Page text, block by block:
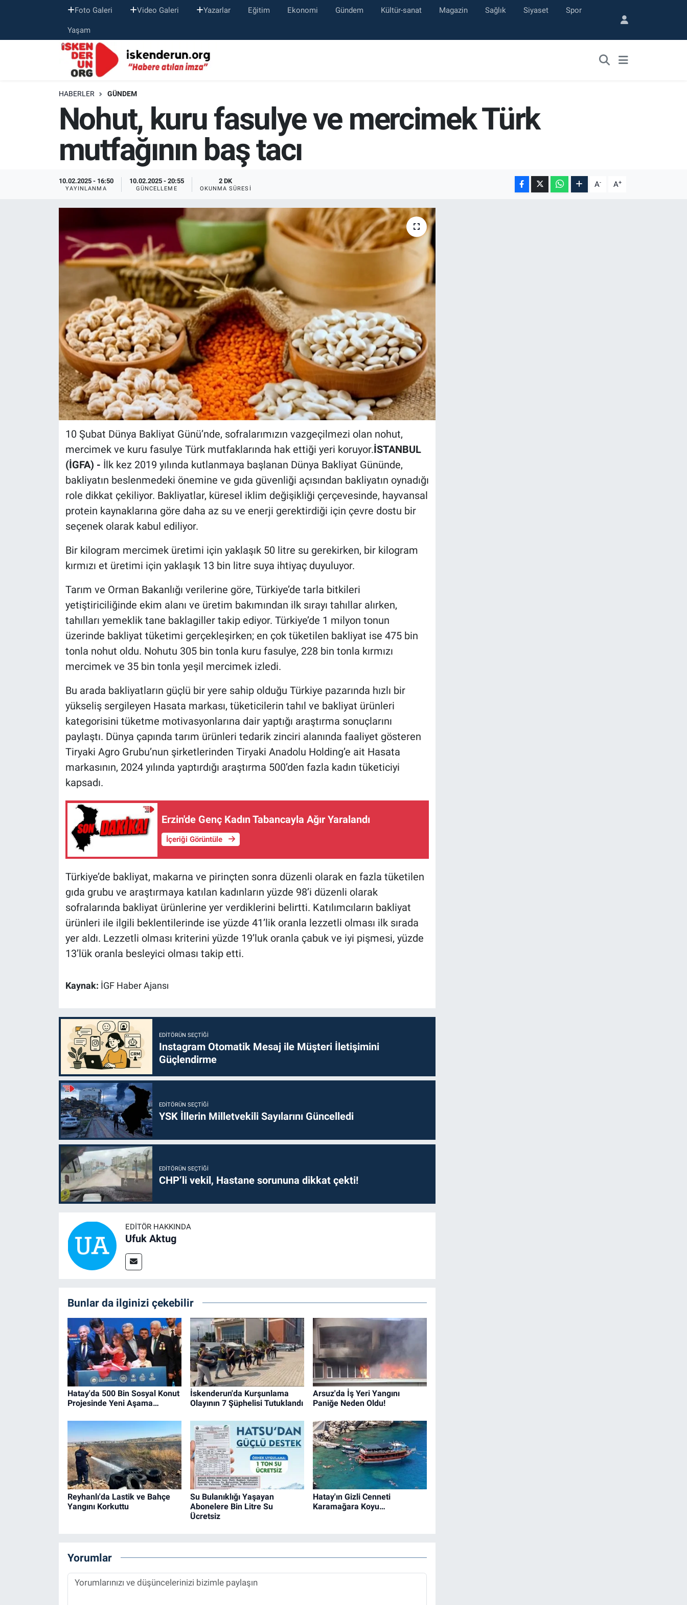
Foto Galeri Video Galeri Yazarlar Eğitim Ekonomi Gündem Kültür-sanat Magazin Sağlık Siyaset Spor
Yaşam
HABERLER GÜNDEM
Nohut, kuru fasulye ve mercimek Türk
mutfağının baş tacı
10.02.2025 - 16:50
YAYINLANMA
10.02.2025 - 20:55
GÜNCELLEME
2 DK
OKUNMA SÜRESI A- A+
10 Şubat Dünya Bakliyat Günü’nde, sofralarımızın vazgeçilmezi olan nohut,
mercimek ve kuru fasulye Türk mutfaklarında hak ettiği yeri koruyor.İSTANBUL
(İGFA) - İlk kez 2019 yılında kutlanmaya başlanan Dünya Bakliyat Gününde,
bakliyatın beslenmedeki önemine ve gıda güvenliği açısından bakliyatın oynadığı
role dikkat çekiliyor. Bakliyatlar, küresel iklim değişikliği çerçevesinde, hayvansal
protein kaynaklarına göre daha az su ve enerji gerektirdiği için çevre dostu bir
seçenek olarak kabul ediliyor.
Bir kilogram mercimek üretimi için yaklaşık 50 litre su gerekirken, bir kilogram
kırmızı et üretimi için yaklaşık 13 bin litre suya ihtiyaç duyuluyor.
Tarım ve Orman Bakanlığı verilerine göre, Türkiye’de tarla bitkileri
yetiştiriciliğinde ekim alanı ve üretim bakımından ilk sırayı tahıllar alırken,
tahılları yemeklik tane baklagiller takip ediyor. Türkiye’de 1 milyon tonun
üzerinde bakliyat tüketimi gerçekleşirken; en çok tüketilen bakliyat ise 475 bin
tonla nohut oldu. Nohutu 305 bin tonla kuru fasulye, 228 bin tonla kırmızı
mercimek ve 35 bin tonla yeşil mercimek izledi.
Bu arada bakliyatların güçlü bir yere sahip olduğu Türkiye pazarında hızlı bir
yükseliş sergileyen Hasata markası, tüketicilerin tahıl ve bakliyat ürünleri
kategorisini tüketme motivasyonlarına dair yaptığı araştırma sonuçlarını
paylaştı. Dünya çapında tarım ürünleri tedarik zinciri alanında faaliyet gösteren
Tiryaki Agro Grubu’nun şirketlerinden Tiryaki Anadolu Holding’e ait Hasata
markasının, 2024 yılında yaptırdığı araştırma 500’den fazla kadın tüketiciyi
kapsadı.
Erzin'de Genç Kadın Tabancayla Ağır Yaralandı
İçeriği Görüntüle
Türkiye’de bakliyat, makarna ve pirinçten sonra düzenli olarak en fazla tüketilen
gıda grubu ve araştırmaya katılan kadınların yüzde 98’i düzenli olarak
sofralarında bakliyat ürünlerine yer verdiklerini belirtti. Katılımcıların bakliyat
ürünleri ile ilgili beklentilerinde ise yüzde 41’lik oranla lezzetli olması ilk sırada
yer aldı. Lezzetli olması kriterini yüzde 19’luk oranla çabuk ve iyi pişmesi, yüzde
13’lük oranla besleyici olması takip etti.
Kaynak: İGF Haber Ajansı
EDITÖRÜN SEÇTIĞI
Instagram Otomatik Mesaj ile Müşteri İletişimini
Güçlendirme
EDITÖRÜN SEÇTIĞI
YSK İllerin Milletvekili Sayılarını Güncelledi
EDITÖRÜN SEÇTIĞI
CHP’li vekil, Hastane sorununa dikkat çekti!
EDITÖR HAKKINDA
Ufuk Aktug
Bunlar da ilginizi çekebilir
Hatay'da 500 Bin Sosyal Konut
Projesinde Yeni Aşama…
İskenderun'da Kurşunlama
Olayının 7 Şüphelisi Tutuklandı
Arsuz'da İş Yeri Yangını
Paniğe Neden Oldu!
Reyhanlı'da Lastik ve Bahçe
Yangını Korkuttu
Su Bulanıklığı Yaşayan
Abonelere Bin Litre Su
Ücretsiz
Hatay'ın Gizli Cenneti
Karamağara Koyu…
Yorumlar